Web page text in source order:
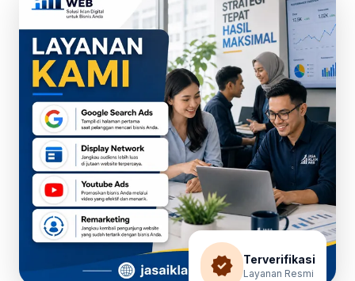
verified Terverifikasi
Layanan Resmi